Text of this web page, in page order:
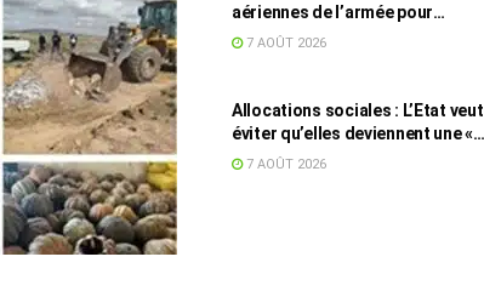
aériennes de l’armée pour
appuyer les secours
7 AOÛT 2026
Allocations sociales : L’Etat veut
éviter qu’elles deviennent une «
aide au chômage »
7 AOÛT 2026